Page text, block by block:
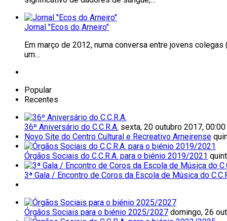
Jornal "Ecos do Arneiro"
Em março de 2012, numa conversa entre jovens
um…
Popular
Recentes
36º Aniversário do C.C.R.A. sexta, 20 outubro 2017, 00:00
Novo Site do Centro Cultural e Recreativo Arneirense
Órgãos Sociais do C.C.R.A. para o biénio 2019/2021
3ª Gala / Encontro de Coros da Escola de Música do
Órgãos Sociais para o biénio 2025/2027 domingo, 26